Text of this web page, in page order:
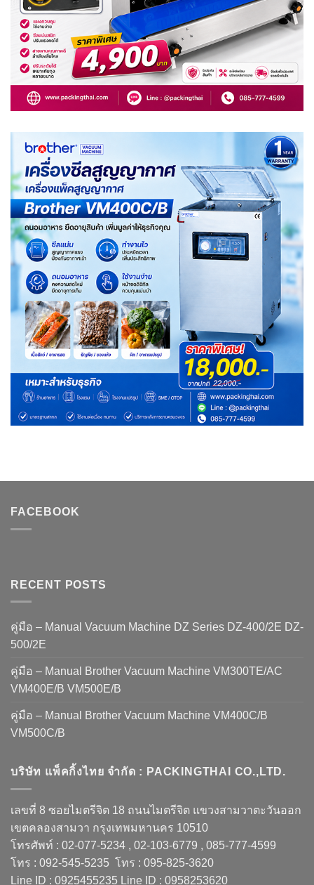
FACEBOOK
RECENT POSTS
คู่มือ – Manual Vacuum Machine DZ Series DZ-400/2E DZ-
500/2E
คู่มือ – Manual Brother Vacuum Machine VM300TE/AC
VM400E/B VM500E/B
คู่มือ – Manual Brother Vacuum Machine VM400C/B
VM500C/B
บริษัท แพ็คกิ้งไทย จำกัด : PACKINGTHAI CO.,LTD.
เลขที่ 8 ซอยไมตรีจิต 18 ถนนไมตรีจิต แขวงสามวาตะวันออก
เขตคลองสามวา กรุงเทพมหานคร 10510
โทรศัพท์ : 02-077-5234 , 02-103-6779 , 085-777-4599
โทร : 092-545-5235 โทร : 095-825-3620
Line ID : 0925455235 Line ID : 0958253620